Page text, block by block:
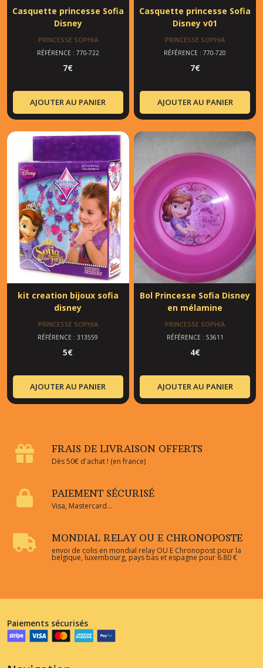
Casquette princesse Sofia
Disney
PRINCESSE SOPHIA
RÉFÉRENCE : 770-722
7€
AJOUTER AU PANIER
Casquette princesse Sofia
Disney v01
PRINCESSE SOPHIA
RÉFÉRENCE : 770-720
7€
AJOUTER AU PANIER
kit creation bijoux sofia
disney
PRINCESSE SOPHIA
RÉFÉRENCE : 313559
5€
AJOUTER AU PANIER
Bol Princesse Sofia Disney
en mélamine
PRINCESSE SOPHIA
RÉFÉRENCE : 53611
4€
AJOUTER AU PANIER
FRAIS DE LIVRAISON OFFERTS
Dès 50€ d'achat ! (en france)
PAIEMENT SÉCURISÉ
Visa, Mastercard...
MONDIAL RELAY OU E CHRONOPOSTE
envoi de colis en mondial relay OU E Chronopost pour la
belgique, luxembourg, pays bas et espagne pour 6.80 €
Paiements sécurisés